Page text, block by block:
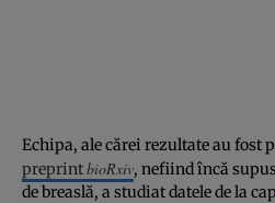
Echipa, ale cărei rezultate au fost
preprintbioRxiv, nefiind încă
de breaslă, a studiat datele de la